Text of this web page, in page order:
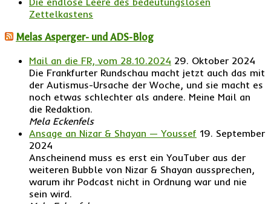
Zettelkastens
Melas Asperger- und ADS-Blog
Mail an die FR, vom 28.10.2024 29. Oktober 2024
Die Frankfurter Rundschau macht jetzt auch das mit
der Autismus-Ursache der Woche, und sie macht es
noch etwas schlechter als andere. Meine Mail an
die Redaktion.
Mela Eckenfels
Ansage an Nizar & Shayan — Youssef 19. September
2024
Anscheinend muss es erst ein YouTuber aus der
weiteren Bubble von Nizar & Shayan aussprechen,
warum ihr Podcast nicht in Ordnung war und nie
sein wird.